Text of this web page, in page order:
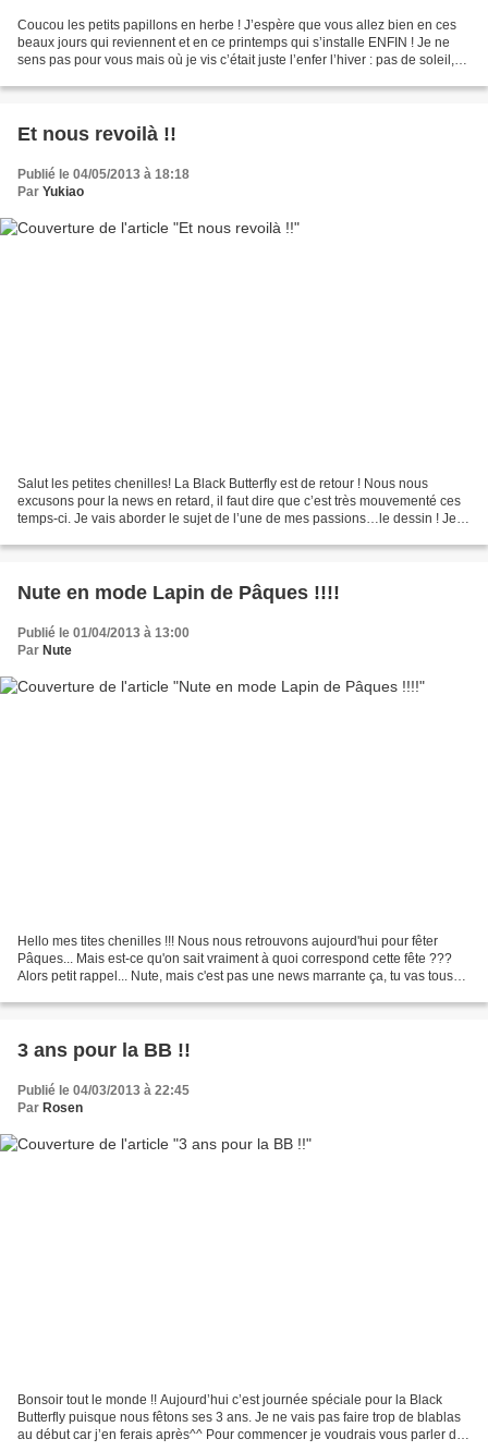
Coucou les petits papillons en herbe ! J’espère que vous allez bien en ces
beaux jours qui reviennent et en ce printemps qui s’installe ENFIN ! Je ne
sens pas pour vous mais où je vis c’était juste l’enfer l’hiver : pas de soleil,
Et nous revoilà !!
Publié le 04/05/2013 à 18:18
Par Yukiao
Salut les petites chenilles! La Black Butterfly est de retour ! Nous nous
excusons pour la news en retard, il faut dire que c’est très mouvementé ces
temps-ci. Je vais aborder le sujet de l’une de mes passions…le dessin ! Je
Nute en mode Lapin de Pâques !!!!
Publié le 01/04/2013 à 13:00
Par Nute
Hello mes tites chenilles !!! Nous nous retrouvons aujourd'hui pour fêter
Pâques... Mais est-ce qu'on sait vraiment à quoi correspond cette fête ???
Alors petit rappel... Nute, mais c'est pas une news marrante ça, tu vas tous
3 ans pour la BB !!
Publié le 04/03/2013 à 22:45
Par Rosen
Bonsoir tout le monde !! Aujourd’hui c’est journée spéciale pour la Black
Butterfly puisque nous fêtons ses 3 ans. Je ne vais pas faire trop de blablas
au début car j’en ferais après^^ Pour commencer je voudrais vous parler du